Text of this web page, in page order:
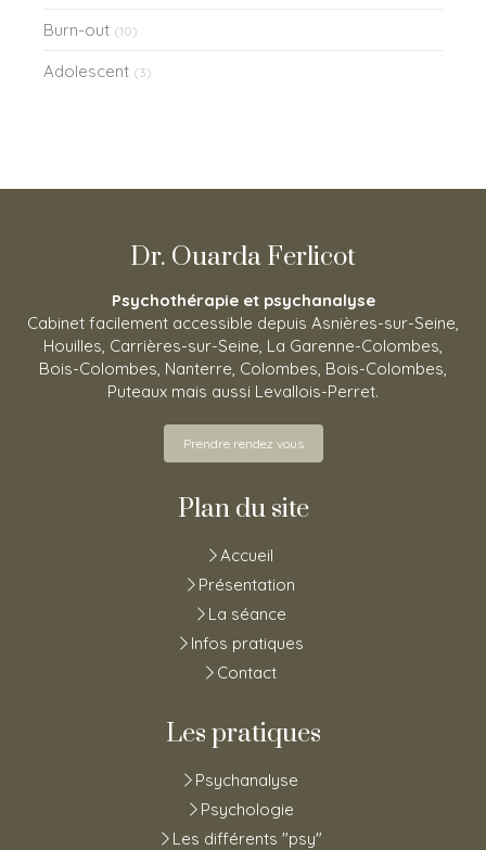
Burn-out (10)
Adolescent (3)
Dr. Ouarda Ferlicot
Psychothérapie et psychanalyse
Cabinet facilement accessible depuis Asnières-sur-Seine,
Houilles, Carrières-sur-Seine, La Garenne-Colombes,
Bois-Colombes, Nanterre, Colombes, Bois-Colombes,
Puteaux mais aussi Levallois-Perret.
Prendre rendez vous
Plan du site
Accueil
Présentation
La séance
Infos pratiques
Contact
Les pratiques
Psychanalyse
Psychologie
Les différents "psy"